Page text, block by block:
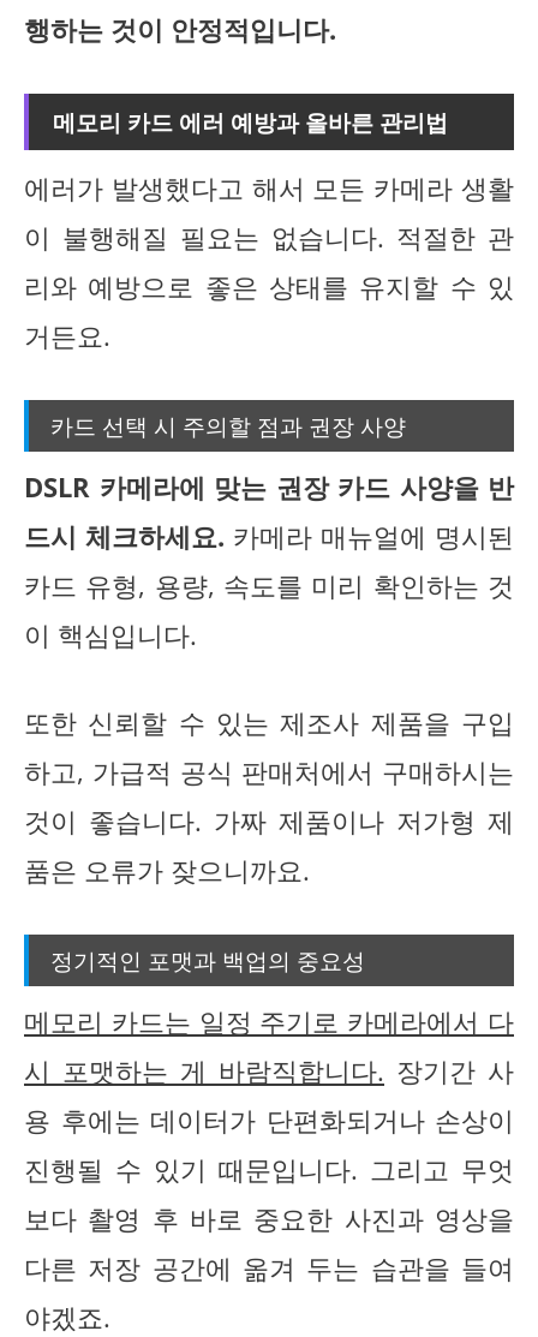
행하는 것이 안정적입니다.
메모리 카드 에러 예방과 올바른 관리법
에러가 발생했다고 해서 모든 카메라 생활
이 불행해질 필요는 없습니다. 적절한 관
리와 예방으로 좋은 상태를 유지할 수 있
거든요.
카드 선택 시 주의할 점과 권장 사양
DSLR 카메라에 맞는 권장 카드 사양을 반
드시 체크하세요. 카메라 매뉴얼에 명시된
카드 유형, 용량, 속도를 미리 확인하는 것
이 핵심입니다.
또한 신뢰할 수 있는 제조사 제품을 구입
하고, 가급적 공식 판매처에서 구매하시는
것이 좋습니다. 가짜 제품이나 저가형 제
품은 오류가 잦으니까요.
정기적인 포맷과 백업의 중요성
메모리 카드는 일정 주기로 카메라에서 다
시 포맷하는 게 바람직합니다. 장기간 사
용 후에는 데이터가 단편화되거나 손상이
진행될 수 있기 때문입니다. 그리고 무엇
보다 촬영 후 바로 중요한 사진과 영상을
다른 저장 공간에 옮겨 두는 습관을 들여
야겠죠.